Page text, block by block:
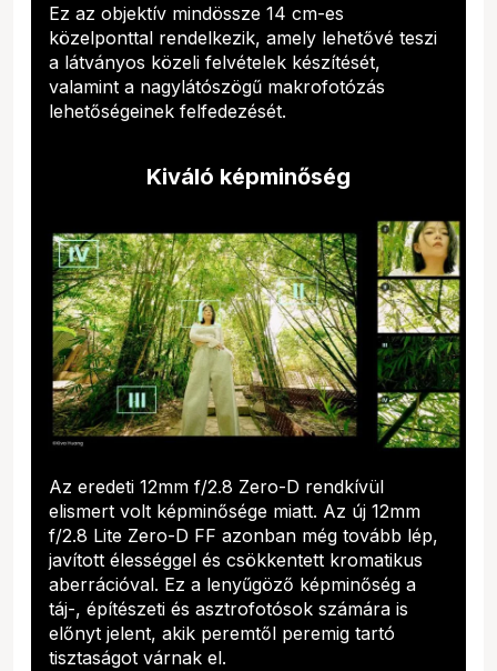
Ez az objektív mindössze 14 cm-es
közelponttal rendelkezik, amely lehetővé teszi
a látványos közeli felvételek készítését,
valamint a nagylátószögű makrofotózás
lehetőségeinek felfedezését.
Kiváló képminőség
Az eredeti 12mm f/2.8 Zero-D rendkívül
elismert volt képminősége miatt. Az új 12mm
f/2.8 Lite Zero-D FF azonban még tovább lép,
javított élességgel és csökkentett kromatikus
aberrációval. Ez a lenyűgöző képminőség a
táj-, építészeti és asztrofotósok számára is
előnyt jelent, akik peremtől peremig tartó
tisztaságot várnak el.